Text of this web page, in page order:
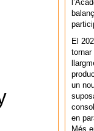
El
un
en
Més